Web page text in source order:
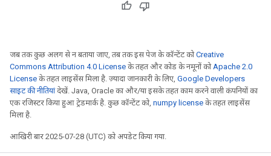
जब तक कुछ अलग से न बताया जाए, तब तक इस पेज के कॉन्टेंट कोCreative
Commons Attribution 4.0 License के तहत और कोड के नमूनों कोApache 2.0
License के तहत लाइसेंस मिला है. ज़्यादा जानकारी के लिए, Google Developers
साइट की नीतियांदेखें. Java, Oracle का और/या इसके तहत काम करने वाली कंपनियों का
एक रजिस्टर किया हुआ ट्रेडमार्क है. कुछ कॉन्टेंट को, numpy license के तहत लाइसेंस
मिला है.
आखिरी बार 2025-07-28 (UTC) को अपडेट किया गया.